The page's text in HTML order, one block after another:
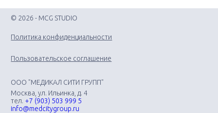
© 2026 - MCG STUDIO
Политика конфиденциальности
Пользовательское соглашение
ООО "МЕДИКАЛ СИТИ ГРУПП"
Москва, ул. Ильинка, д. 4
тел. +7 (903) 503 999 5
info@medcitygroup.ru